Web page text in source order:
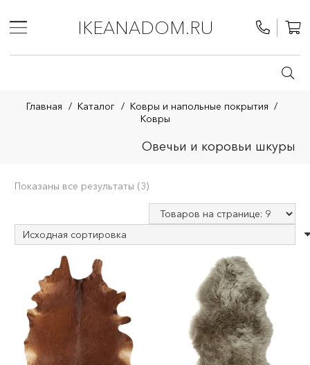
IKEANADOM.RU
Главная / Каталог / Ковры и напольные покрытия /
Ковры
Овечьи и коровьи шкуры
Показаны все результаты (3)